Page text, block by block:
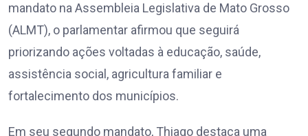
mandato na Assembleia Legislativa de Mato Grosso
(ALMT), o parlamentar afirmou que seguirá
priorizando ações voltadas à educação, saúde,
assistência social, agricultura familiar e
fortalecimento dos municípios.
Em seu segundo mandato, Thiago destaca uma